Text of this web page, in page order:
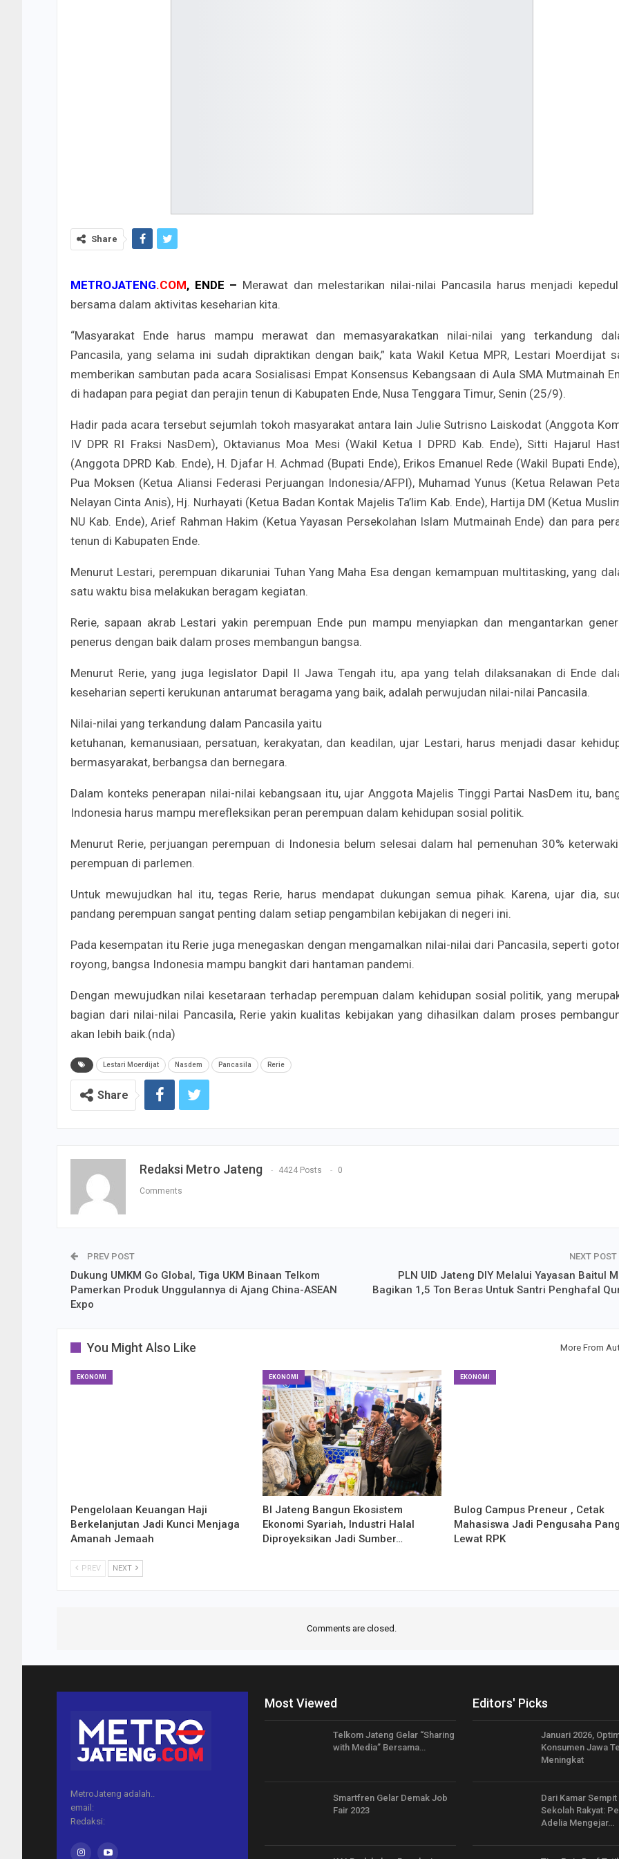
Share
METROJATENG.COM, ENDE – Merawat dan melestarikan nilai-nilai Pancasila harus menjadi
bersama dalam aktivitas keseharian kita.
“Masyarakat Ende harus mampu merawat dan memasyarakatkan nilai-nilai yang terkandung
Pancasila, yang selama ini sudah dipraktikan dengan baik,” kata Wakil Ketua MPR, Lestari Moerdijat
memberikan sambutan pada acara Sosialisasi Empat Konsensus Kebangsaan di Aula SMA Mutmainah
di hadapan para pegiat dan perajin tenun di Kabupaten Ende, Nusa Tenggara Timur, Senin (25/9).
Hadir pada acara tersebut sejumlah tokoh masyarakat antara lain Julie Sutrisno Laiskodat (Anggota
IV DPR RI Fraksi NasDem), Oktavianus Moa Mesi (Wakil Ketua I DPRD Kab. Ende), Sitti Hajarul
(Anggota DPRD Kab. Ende), H. Djafar H. Achmad (Bupati Ende), Erikos Emanuel Rede (Wakil Bupati
Pua Moksen (Ketua Aliansi Federasi Perjuangan Indonesia/AFPI), Muhamad Yunus (Ketua Relawan
Nelayan Cinta Anis), Hj. Nurhayati (Ketua Badan Kontak Majelis Ta’lim Kab. Ende), Hartija DM (Ketua
NU Kab. Ende), Arief Rahman Hakim (Ketua Yayasan Persekolahan Islam Mutmainah Ende) dan para
tenun di Kabupaten Ende.
Menurut Lestari, perempuan dikaruniai Tuhan Yang Maha Esa dengan kemampuan multitasking, yang
satu waktu bisa melakukan beragam kegiatan.
Rerie, sapaan akrab Lestari yakin perempuan Ende pun mampu menyiapkan dan mengantarkan
penerus dengan baik dalam proses membangun bangsa.
Menurut Rerie, yang juga legislator Dapil II Jawa Tengah itu, apa yang telah dilaksanakan di Ende
keseharian seperti kerukunan antarumat beragama yang baik, adalah perwujudan nilai-nilai Pancasila.
Nilai-nilai yang terkandung dalam Pancasila yaitu
ketuhanan, kemanusiaan, persatuan, kerakyatan, dan keadilan, ujar Lestari, harus menjadi dasar
bermasyarakat, berbangsa dan bernegara.
Dalam konteks penerapan nilai-nilai kebangsaan itu, ujar Anggota Majelis Tinggi Partai NasDem itu,
Indonesia harus mampu merefleksikan peran perempuan dalam kehidupan sosial politik.
Menurut Rerie, perjuangan perempuan di Indonesia belum selesai dalam hal pemenuhan 30%
perempuan di parlemen.
Untuk mewujudkan hal itu, tegas Rerie, harus mendapat dukungan semua pihak. Karena, ujar dia,
pandang perempuan sangat penting dalam setiap pengambilan kebijakan di negeri ini.
Pada kesempatan itu Rerie juga menegaskan dengan mengamalkan nilai-nilai dari Pancasila, seperti
royong, bangsa Indonesia mampu bangkit dari hantaman pandemi.
Dengan mewujudkan nilai kesetaraan terhadap perempuan dalam kehidupan sosial politik, yang
bagian dari nilai-nilai Pancasila, Rerie yakin kualitas kebijakan yang dihasilkan dalam proses
akan lebih baik.(nda)
Lestari Moerdijat Nasdem Pancasila Rerie
Share
Redaksi Metro Jateng 4424 Posts 0
Comments
PREV POST
Dukung UMKM Go Global, Tiga UKM Binaan Telkom
Pamerkan Produk Unggulannya di Ajang China-ASEAN
Expo
NEXT POST
PLN UID Jateng DIY Melalui Yayasan Baitul
Bagikan 1,5 Ton Beras Untuk Santri Penghafal
You Might Also Like More From
EKONOMI
Pengelolaan Keuangan Haji
Berkelanjutan Jadi Kunci Menjaga
Amanah Jemaah
EKONOMI
BI Jateng Bangun Ekosistem
Ekonomi Syariah, Industri Halal
Diproyeksikan Jadi Sumber…
EKONOMI
Bulog Campus Preneur , Cetak
Mahasiswa Jadi Pengusaha
Lewat RPK
PREV NEXT
Comments are closed.
MetroJateng adalah..
email:
Redaksi:
Most Viewed
Telkom Jateng Gelar “Sharing
with Media” Bersama…
Smartfren Gelar Demak Job
Fair 2023
Editors' Picks
Januari 2026,
Konsumen Jawa
Meningkat
Dari Kamar
Sekolah Rakyat:
Adelia Mengejar…